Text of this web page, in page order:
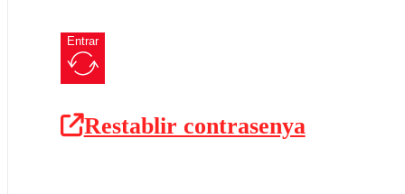
Entrar
Restablir contrasenya